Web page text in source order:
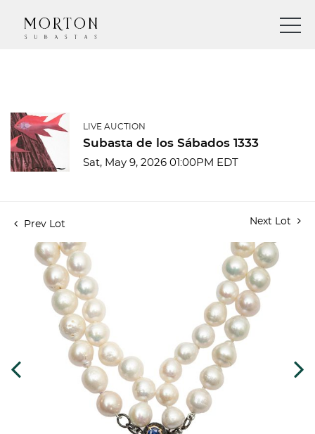
LIVE AUCTION
Subasta de los Sábados 1333
Sat, May 9, 2026 01:00PM EDT
Prev Lot Next Lot